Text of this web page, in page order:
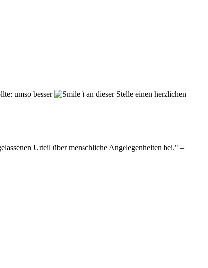
umso besser
) an dieser Stelle einen herzlichen
Urteil über menschliche Angelegenheiten bei." –